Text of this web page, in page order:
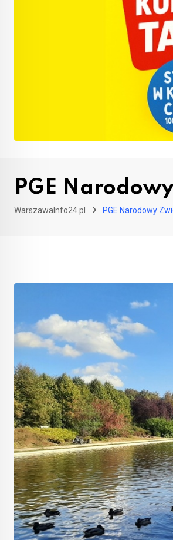
PGE
WarszawaInfo24.pl PGE Narodowy